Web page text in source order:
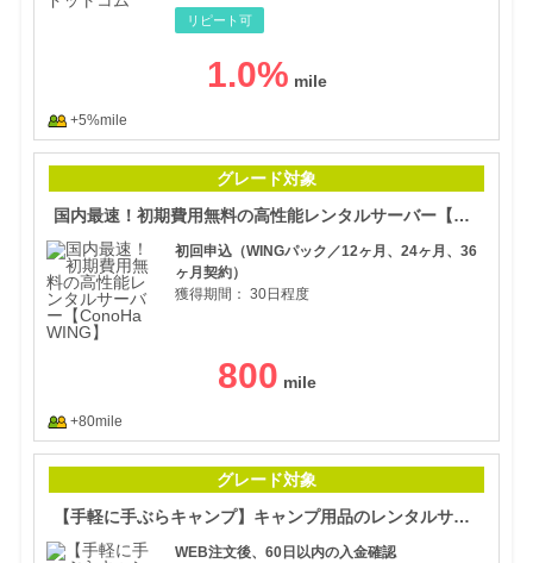
リピート可
1.0%
+5%mile
グレード対象
国内最速！初期費用無料の高性能レンタルサーバー【ConoHa WING】
初回申込（WINGパック／12ヶ月、24ヶ月、36
ヶ月契約）
獲得期間： 30日程度
800
+80mile
グレード対象
【手軽に手ぶらキャンプ】キャンプ用品のレンタルサービス「hinataレンタル」
WEB注文後、60日以内の入金確認